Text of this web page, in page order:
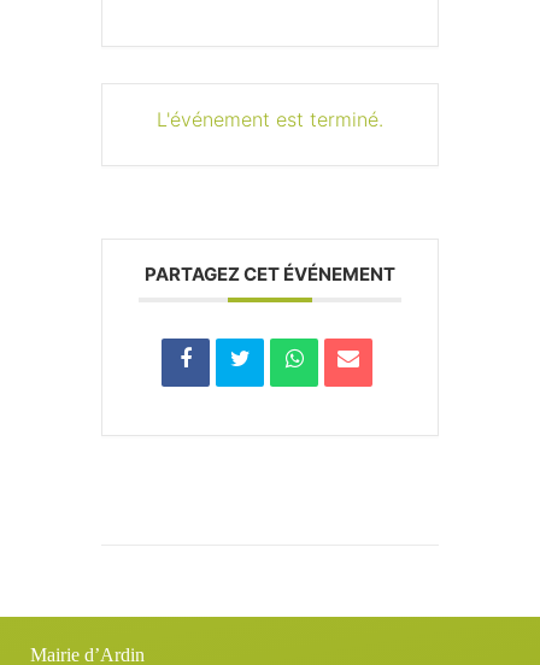
L'événement est terminé.
PARTAGEZ CET ÉVÉNEMENT
Mairie d’Ardin